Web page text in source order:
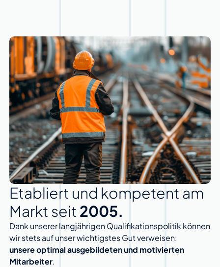
Etabliert und kompetent am
Markt seit 2005.
Dank unserer langjährigen Qualifikationspolitik können
wir stets auf unser wichtigstes Gut verweisen:
unsere optimal ausgebildeten und motivierten
Mitarbeiter.